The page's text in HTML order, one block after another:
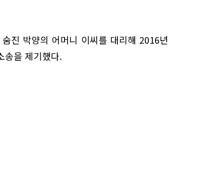
진 박양의 어머니 이씨를 대리해 2016년
송을 제기했다.